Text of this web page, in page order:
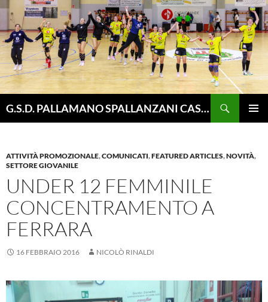
Vai
contenuto
G.S.D. PALLAMANO SPALLANZANI CASALGRANDE
ATTIVITÀ PROMOZIONALE,COMUNICATI,FEATURED ARTICLES,NOVITÀ,
SETTORE GIOVANILE
UNDER 12 FEMMINILE
CONCENTRAMENTO A
FERRARA
16 FEBBRAIO 2016 NICOLÒ RINALDI